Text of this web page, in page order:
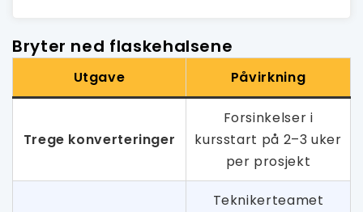
Bryter ned flaskehalsene
Utgave Påvirkning
Trege konverteringer
Forsinkelser i
kursstart på 2–3 uker
per prosjekt
Teknikerteamet